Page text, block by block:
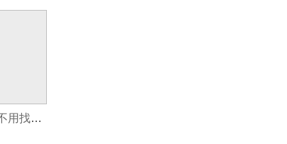
app开发哪家公司好？不用找app开发公司，0编程app开发方法